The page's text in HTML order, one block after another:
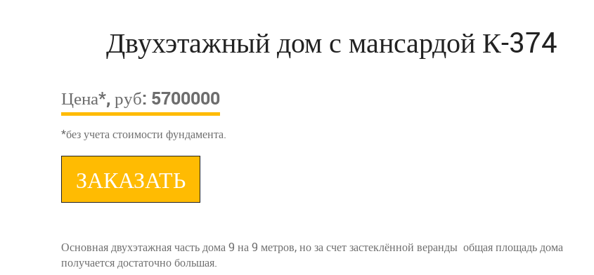
Двухэтажный дом с мансардой К-374
Цена*, руб: 5700000
*без учета стоимости фундамента.
ЗАКАЗАТЬ
Основная двухэтажная часть дома 9 на 9 метров, но за счет застеклённой веранды общая площадь дома
получается достаточно большая.